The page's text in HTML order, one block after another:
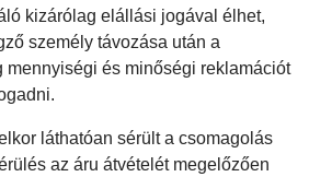
kizárólag elállási jogával élhet,
személy távozása után a
mennyiségi és minőségi reklamációt
láthatóan sérült a csomagolás
az áru átvételét megelőzően